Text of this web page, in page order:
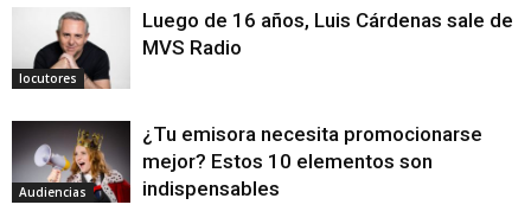
locutores
Luego de 16 años, Luis Cárdenas sale de
MVS Radio
Audiencias
¿Tu emisora necesita promocionarse
mejor? Estos 10 elementos son
indispensables